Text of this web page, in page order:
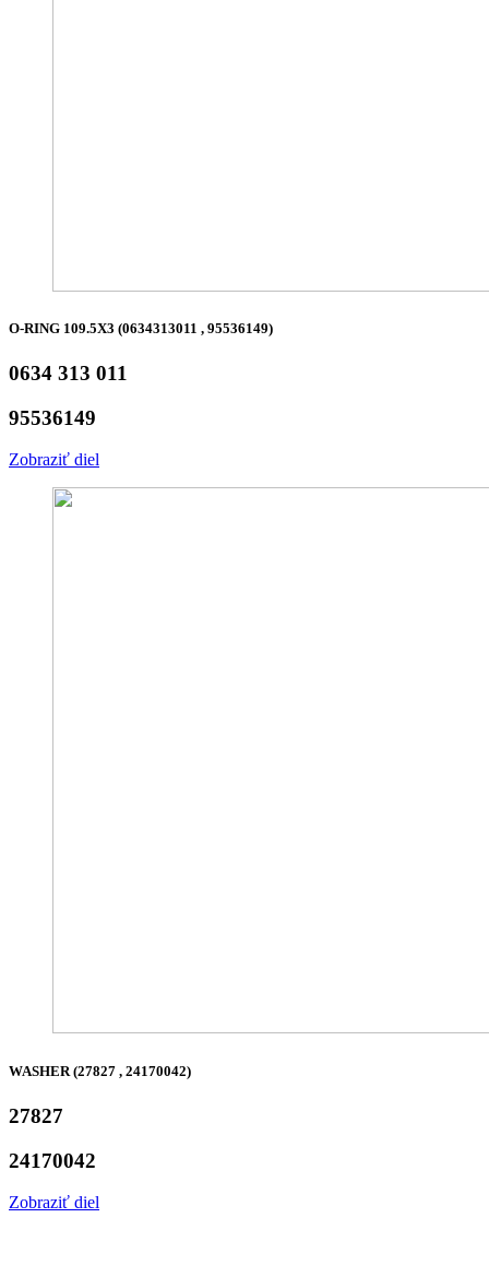
O-RING 109.5X3 (0634313011 , 95536149)
0634 313 011
95536149
Zobraziť diel
WASHER (27827 , 24170042)
27827
24170042
Zobraziť diel